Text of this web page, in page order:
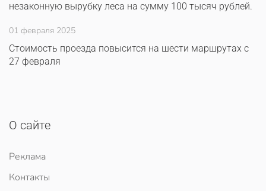
незаконную вырубку леса на сумму 100 тысяч рублей.
01 февраля 2025
Стоимость проезда повысится на шести маршрутах с
27 февраля
О сайте
Реклама
Контакты